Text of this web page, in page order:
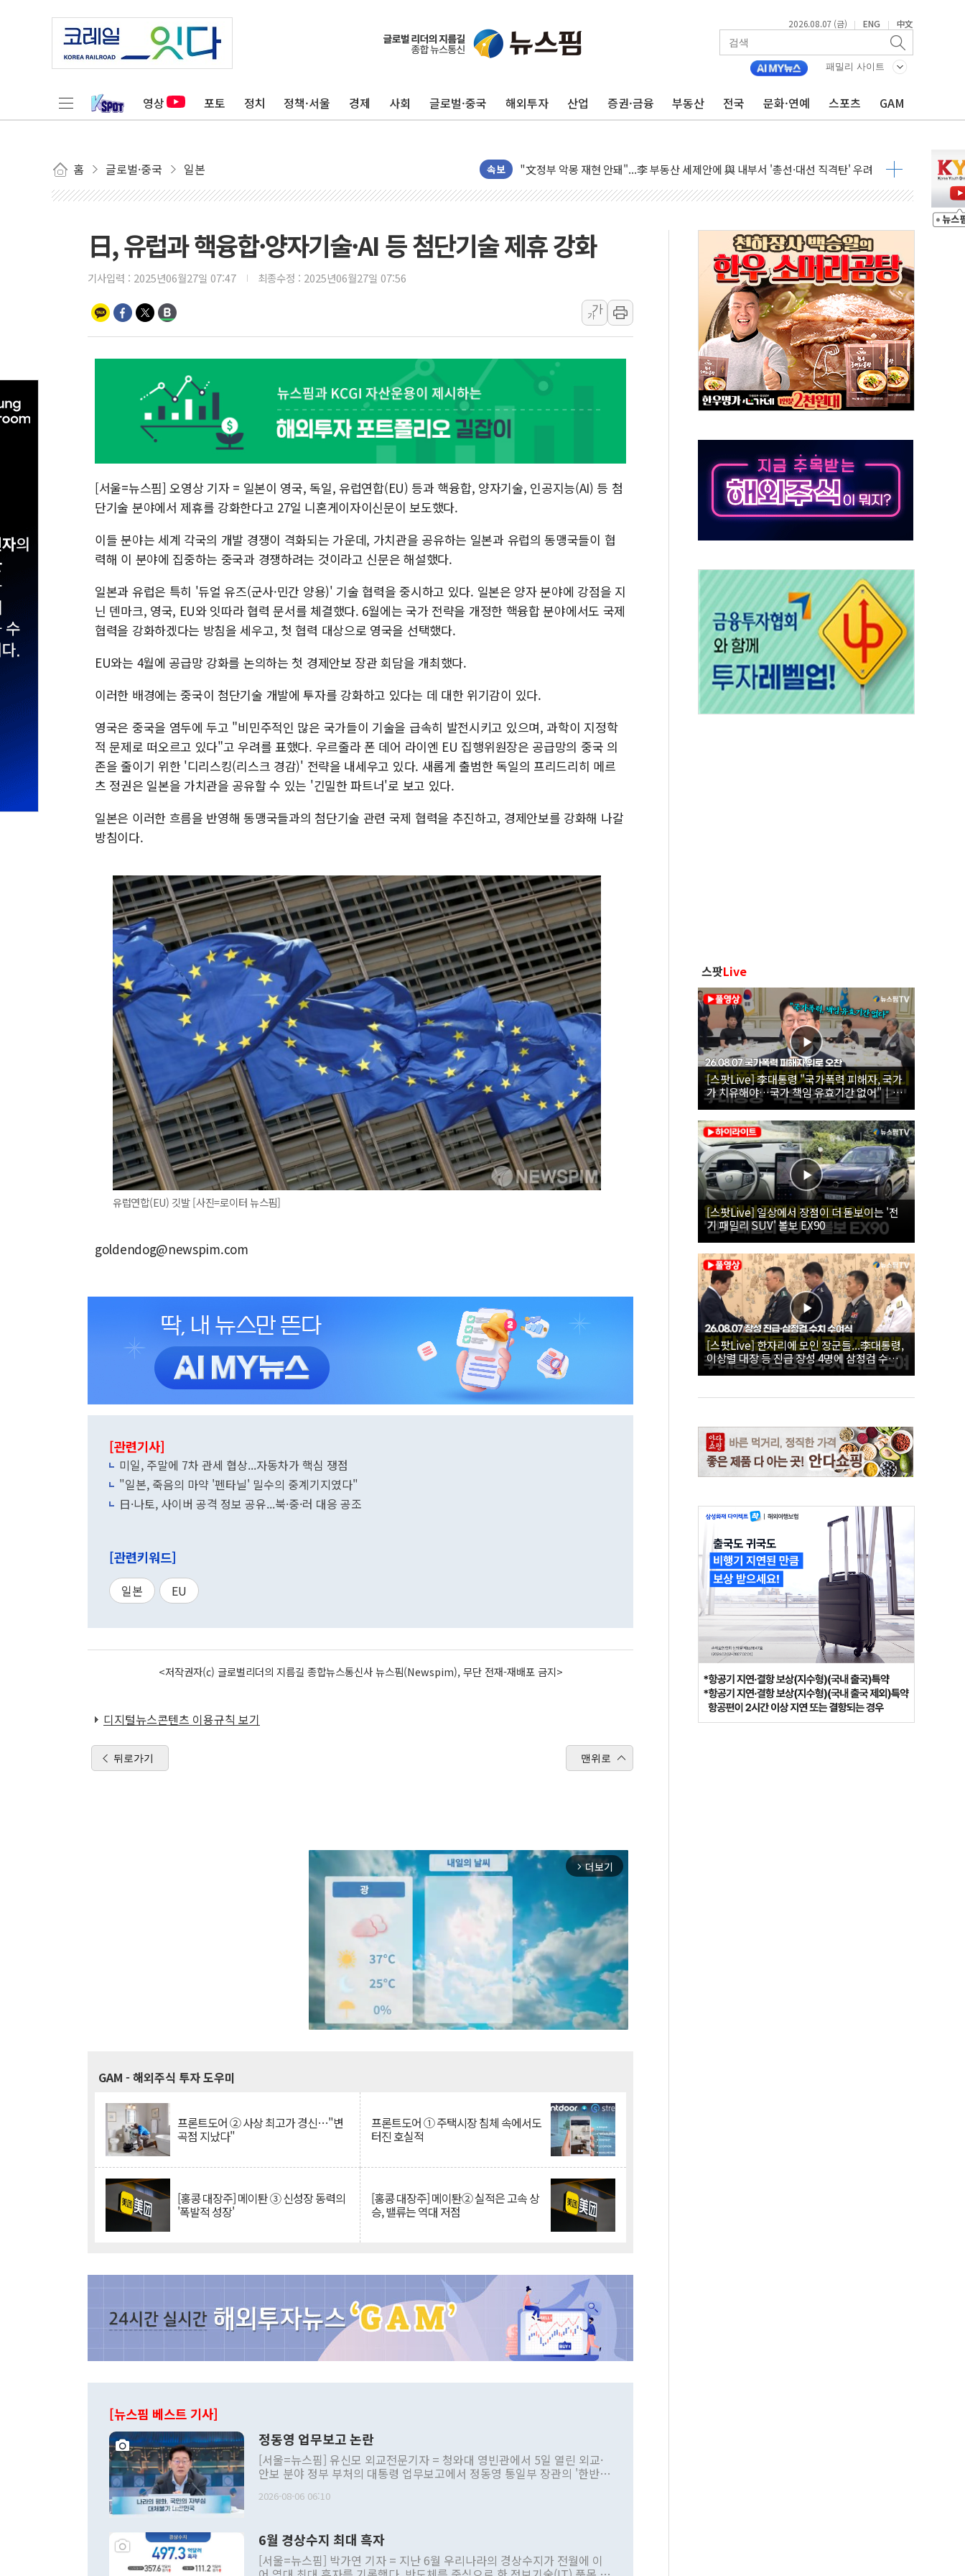
2026.08.07 (금) | ENG | 中文
패밀리 사이트
영상 포토 정치 정책·서울 경제 사회 글로벌·중국 해외투자 산업 증권·금융 부동산 전국 문화·연예 스포츠 GAM
홈 글로벌·중국 일본 속보
태국 학교서 중학생 총기 난사...최소 7명 사망
"文정부 악몽 재현 안돼"...李 부동산 세제안에 與 내부서 '총선·대선 직격탄' 우려
李대통령, 호우 피해 경북 안동·의성 특별재난지역 선포
'변기 수리' 집주인에게 흉기 휘두른 30대 세입자…경찰, 현행범 체포
워트, 상반기 영업이익 30억원
프롬바이오, 10일 거래 재개…"재무구조 개편"
NH농협생명, 농작업 중 온열질환 보장…폭염기 신속 보상 강화
아바코, 2분기 매출 120억원
랩지노믹스 "디엑솜과 美 암 진단 분야 독점 라이선스 계약"
보로노이, 폐암 치료제 'VRN11' 캐나다 IND 신청
푸본현대생명, 육군 3군단과 군 장병 금융교육·전역 지원 협약
교보생명, '교보K-맞춤건강보험' 6개월 배타적사용권 획득
1순위보다 낮은 특별공급 경쟁률… 실수요자 관심
컴투스 '제우스: 오만의 신' 26일 출시, 유저의 캐릭터가 AI로 플레이한다
네이버 클립, 시청 만으로 혜택 얻는 피드코인 이벤트 진행
서울 재건축·재개발 정상화시 5년 내 9만가구 순증...이주 대란도 제한적
[인사] 공정거래위원회
日, 유럽과 핵융합·양자기술·AI 등 첨단기술 제휴 강화
기사입력 : 2025년06월27일 07:47 최종수정 : 2025년06월27일 07:56
가
가
[서울=뉴스핌] 오영상 기자 = 일본이 영국, 독일, 유럽연합(EU) 등과 핵융합, 양자기술, 인공지능(AI) 등 첨
단기술 분야에서 제휴를 강화한다고 27일 니혼게이자이신문이 보도했다.
이들 분야는 세계 각국의 개발 경쟁이 격화되는 가운데, 가치관을 공유하는 일본과 유럽의 동맹국들이 협
력해 이 분야에 집중하는 중국과 경쟁하려는 것이라고 신문은 해설했다.
일본과 유럽은 특히 '듀얼 유즈(군사·민간 양용)' 기술 협력을 중시하고 있다. 일본은 양자 분야에 강점을 지
닌 덴마크, 영국, EU와 잇따라 협력 문서를 체결했다. 6월에는 국가 전략을 개정한 핵융합 분야에서도 국제
협력을 강화하겠다는 방침을 세우고, 첫 협력 대상으로 영국을 선택했다.
EU와는 4월에 공급망 강화를 논의하는 첫 경제안보 장관 회담을 개최했다.
이러한 배경에는 중국이 첨단기술 개발에 투자를 강화하고 있다는 데 대한 위기감이 있다.
영국은 중국을 염두에 두고 "비민주적인 많은 국가들이 기술을 급속히 발전시키고 있으며, 과학이 지정학
적 문제로 떠오르고 있다"고 우려를 표했다. 우르줄라 폰 데어 라이엔 EU 집행위원장은 공급망의 중국 의
존을 줄이기 위한 '디리스킹(리스크 경감)' 전략을 내세우고 있다. 새롭게 출범한 독일의 프리드리히 메르
츠 정권은 일본을 가치관을 공유할 수 있는 '긴밀한 파트너'로 보고 있다.
일본은 이러한 흐름을 반영해 동맹국들과의 첨단기술 관련 국제 협력을 추진하고, 경제안보를 강화해 나갈
방침이다.
유럽연합(EU) 깃발 [사진=로이터 뉴스핌]
goldendog@newspim.com
[관련기사]
미일, 주말에 7차 관세 협상...자동차가 핵심 쟁점
"일본, 죽음의 마약 '펜타닐' 밀수의 중계기지였다"
日·나토, 사이버 공격 정보 공유...북·중·러 대응 공조
[관련키워드]
일본 EU
<저작권자(c) 글로벌리더의 지름길 종합뉴스통신사 뉴스핌(Newspim), 무단 전재-재배포 금지>
디지털뉴스콘텐츠 이용규칙 보기
뒤로가기 맨위로
arrow_forward_ios 더보기
GAM - 해외주식 투자 도우미
프론트도어 ② 사상 최고가 경신…"변
곡점 지났다"
프론트도어 ① 주택시장 침체 속에서도
터진 호실적
[홍콩 대장주] 메이퇀 ③ 신성장 동력의
'폭발적 성장'
[홍콩 대장주] 메이퇀② 실적은 고속 상
승, 밸류는 역대 저점
[뉴스핌 베스트 기사]
정동영 업무보고 논란
[서울=뉴스핌] 유신모 외교전문기자 = 청와대 영빈관에서 5일 열린 외교·
안보 분야 정부 부처의 대통령 업무보고에서 정동영 통일부 장관의 '한반도
발언 중에는 정부 내 조율을 거치지 않은 사안을 정책으로 추진하겠다고 공
주의적 희망에 근거한 비현실적 구상'이라는 비판을 내놨다. 그동안 정 장
관의 대북 정책 관련 발언이 물의를 빚은 적은 여러 번 있지만 대통령과 유
관 부처 장관이 공개적으로 부정적 입장을 표명한 것은 이례적이다. 정 장
2026-08-06 06:10
6월 경상수지 최대 흑자
[서울=뉴스핌] 박가연 기자 = 지난 6월 우리나라의 경상수지가 전월에 이
스팟Live
[스팟Live] 李대통령 "국가폭력 피해자, 국가
가 치유해야…국가 책임 유효기간 없어"｜
26.08.07 국가폭력 피해자 위로 오찬
[스팟Live] 일상에서 장점이 더 돋보이는 '전
기 패밀리 SUV' 볼보 EX90
[스팟Live] 한자리에 모인 장군들...李대통령,
이상렬 대장 등 진급 장성 4명에 삼정검 수치
직접 수여｜26.08.07 장성 진급·삼정검 수치